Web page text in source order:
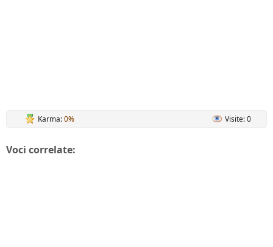
Karma:0% Visite: 0
Voci correlate: